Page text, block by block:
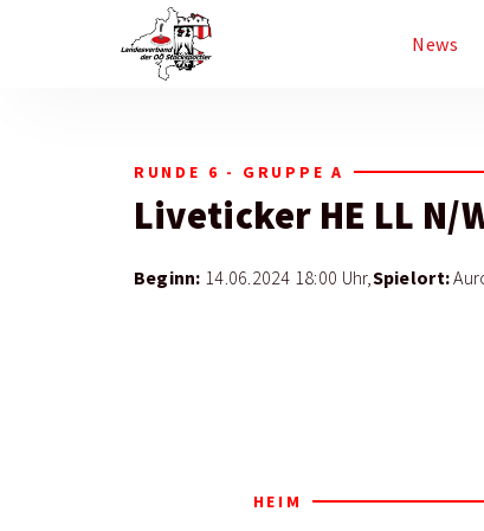
News
RUNDE 6 - GRUPPE A
Liveticker HE LL N/
Beginn: 14.06.2024 18:00 Uhr,Spielort:
HEIM